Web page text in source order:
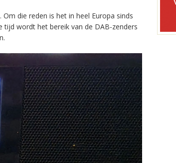
die reden is het in heel Europa sinds
tijd wordt het bereik van de DAB-zenders